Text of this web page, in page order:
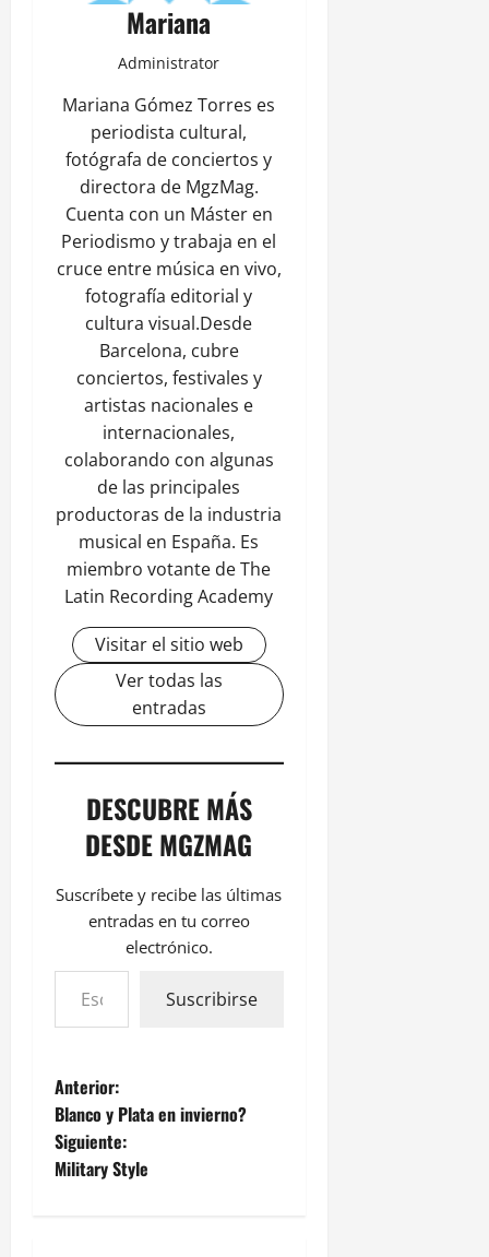
Mariana
Administrator
Mariana Gómez Torres es
periodista cultural,
fotógrafa de conciertos y
directora de MgzMag.
Cuenta con un Máster en
Periodismo y trabaja en el
cruce entre música en vivo,
fotografía editorial y
cultura visual.Desde
Barcelona, cubre
conciertos, festivales y
artistas nacionales e
internacionales,
colaborando con algunas
de las principales
productoras de la industria
musical en España. Es
miembro votante de The
Latin Recording Academy
Visitar el sitio web
Ver todas las
entradas
DESCUBRE MÁS
DESDE MGZMAG
Suscríbete y recibe las últimas
entradas en tu correo
electrónico.
Suscribirse
Anterior:
Blanco y Plata en invierno?
Siguiente:
Military Style